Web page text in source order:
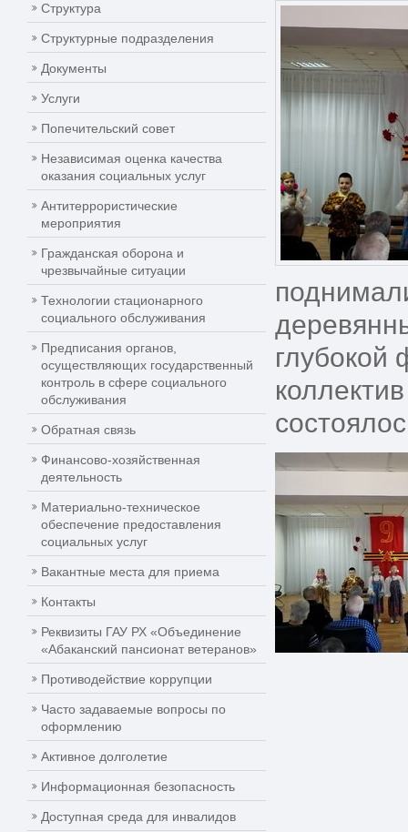
Структура
Структурные подразделения
Документы
Услуги
Попечительский совет
Независимая оценка качества
оказания социальных услуг
Антитеррористические
мероприятия
Гражданская оборона и
чрезвычайные ситуации
Технологии стационарного
социального обслуживания
Предписания органов,
осуществляющих государственный
контроль в сфере социального
обслуживания
Обратная связь
Финансово-хозяйственная
деятельность
Материально-техническое
обеспечение предоставления
социальных услуг
Вакантные места для приема
Контакты
Реквизиты ГАУ РХ «Объединение
«Абаканский пансионат ветеранов»
Противодействие коррупции
Часто задаваемые вопросы по
оформлению
Активное долголетие
Информационная безопасность
Доступная среда для инвалидов
глубокой